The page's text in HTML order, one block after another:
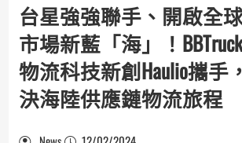
台星強強聯手、開啟全
市場新藍「海」！
物流科技新創Haulio攜手
決海陸供應鏈物流旅程